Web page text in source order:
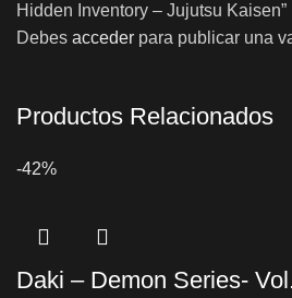
Hidden Inventory – Jujutsu Kaisen”
Debes acceder para publicar una
Productos Relacionados
-42%
Daki – Demon Series-